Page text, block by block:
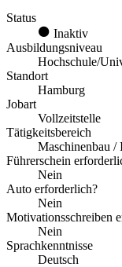
Status
Inaktiv
Ausbildungsniveau
Hochschule/
Standort
Hamburg
Jobart
Vollzeitstelle
Tätigkeitsbereich
Maschinenbau /
Führerschein
Nein
Auto erforderlich?
Nein
Motivationsschreiben
Nein
Sprachkenntnisse
Deutsch